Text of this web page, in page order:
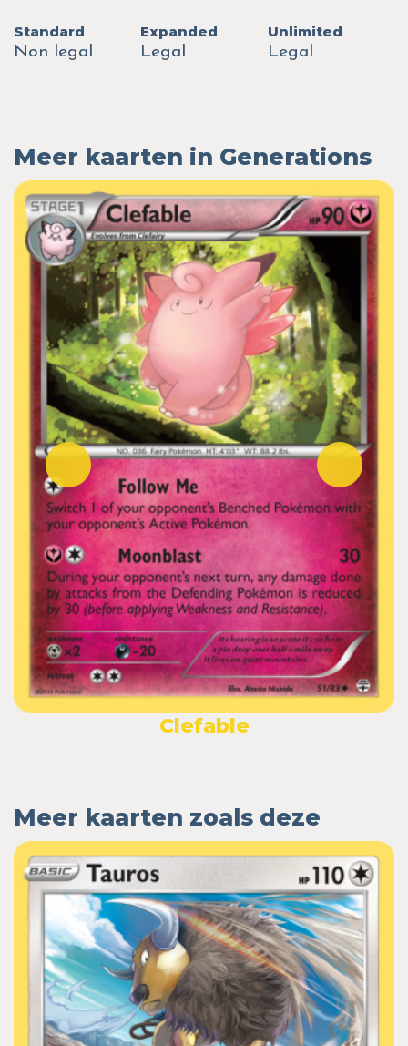
Standard
Non legal
Expanded
Legal
Unlimited
Legal
Meer kaarten in Generations
Clefable
Meer kaarten zoals deze